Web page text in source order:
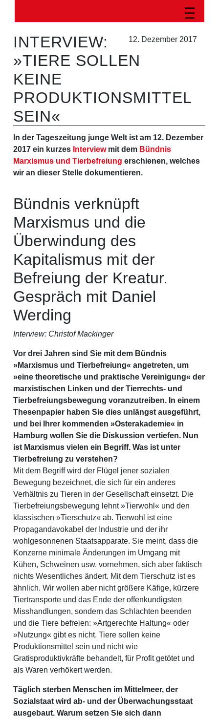
12. Dezember 2017
INTERVIEW:
»TIERE SOLLEN
KEINE
PRODUKTIONSMITTEL
SEIN«
In der Tageszeitung junge Welt ist am 12. Dezember
2017 ein kurzes Interviewmit dem Bündnis
Marxismus und Tierbefreiung erschienen, welches
wir an dieser Stelle dokumentieren.
Bündnis verknüpft
Marxismus und die
Überwindung des
Kapitalismus mit der
Befreiung der Kreatur.
Gespräch mit Daniel
Werding
Interview: Christof Mackinger
Vor drei Jahren sind Sie mit dem Bündnis
»Marxismus und Tierbefreiung« angetreten, um
»eine theoretische und praktische Vereinigung« der
marxistischen Linken und der Tierrechts- und
Tierbefreiungsbewegung voranzutreiben. In einem
Thesenpapier haben Sie dies unlängst ausgeführt,
und bei Ihrer kommenden »Osterakademie« in
Hamburg wollen Sie die Diskussion vertiefen. Nun
ist Marxismus vielen ein Begriff. Was ist unter
Tierbefreiung zu verstehen?
Mit dem Begriff wird der Flügel jener sozialen
Bewegung bezeichnet, die sich für ein anderes
Verhältnis zu Tieren in der Gesellschaft einsetzt. Die
Tierbefreiungsbewegung lehnt »Tierwohl« und den
klassischen »Tierschutz« ab. Tierwohl ist eine
Propagandavokabel der Industrie und der ihr
wohlgesonnenen Staatsapparate. Sie meint, dass die
Konzerne minimale Änderungen im Umgang mit
Kühen, Schweinen usw. vornehmen, sich aber faktisch
nichts Wesentliches ändert. Mit dem Tierschutz ist es
ähnlich. Wir wollen aber nicht größere Käfige, kürzere
Tiertransporte und das Ende der offenkundigsten
Misshandlungen, sondern das Schlachten beenden
und die Tiere befreien: »Artgerechte Haltung« oder
»Nutzung« gibt es nicht. Tiere sollen keine
Produktionsmittel sein und nicht wie
Gratisproduktivkräfte behandelt, für Profit getötet und
als Waren verhökert werden.
Täglich sterben Menschen im Mittelmeer, der
Sozialstaat wird ab- und der Überwachungsstaat
ausgebaut. Warum setzen Sie sich dann